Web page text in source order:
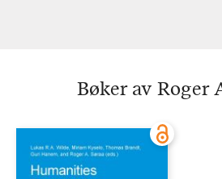
SøraaBøker av Roger